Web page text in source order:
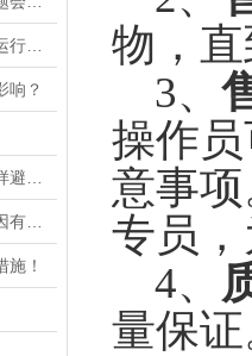
响？
！
物，
3、
操作
意事
专员
4、
量保